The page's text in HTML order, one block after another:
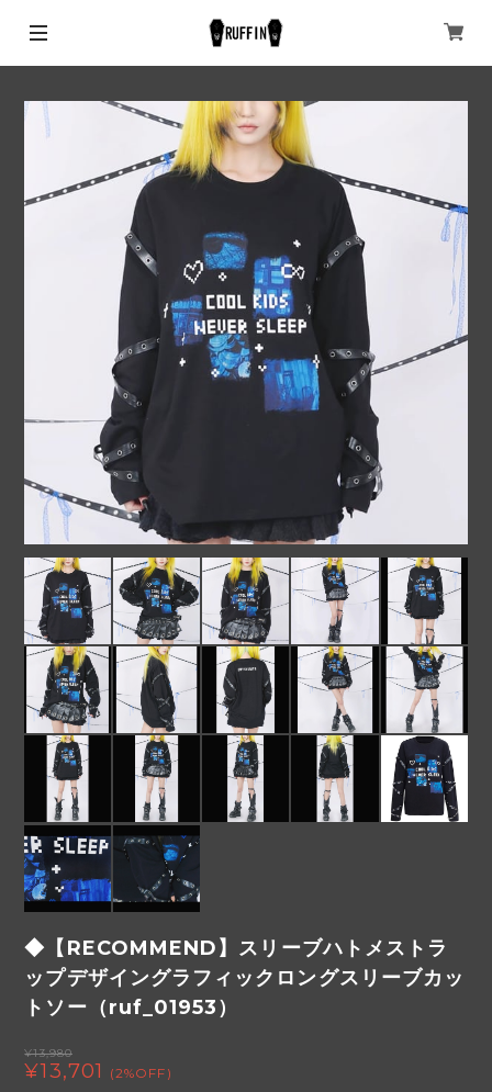
◆【RECOMMEND】スリーブハトメストラ
ップデザイングラフィックロングスリーブカッ
トソー（ruf_01953）
¥13,980
¥13,701 (2%OFF)